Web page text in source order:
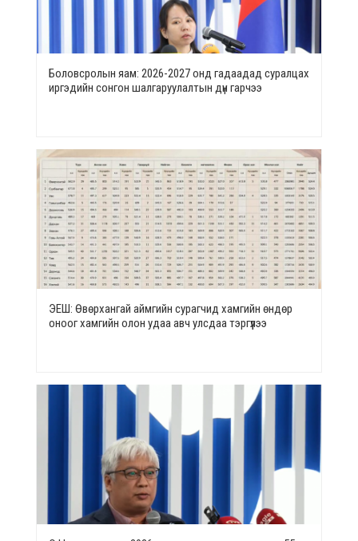
Боловсролын яам: 2026-2027 онд гадаадад суралцах
иргэдийн сонгон шалгаруулалтын дүн гарчээ
ЭЕШ: Өвөрхангай аймгийн сурагчид хамгийн өндөр
оноог хамгийн олон удаа авч улсдаа тэргүүлээ